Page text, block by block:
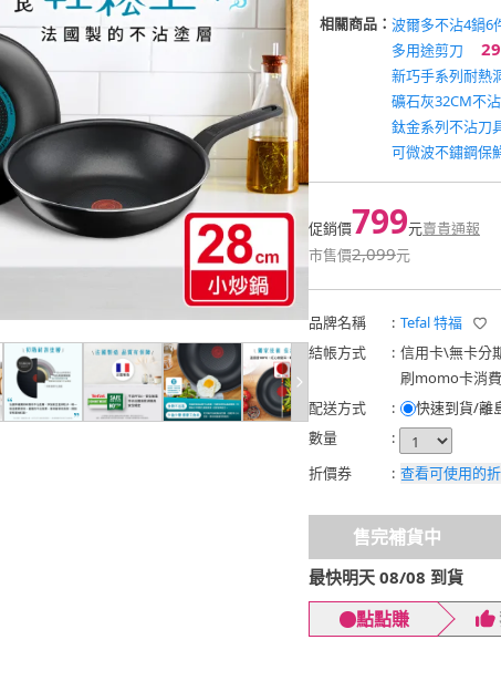
相關商品： 波爾多不沾4鍋6
多用途剪刀
新巧手系列耐熱
礦石灰32CM不
鈦金系列不沾刀
可微波不鏽鋼保
促銷價799元賣貴通報
市售價2,099元
品牌名稱 : Tefal 特福
結帳方式
: 信用卡\無卡分
刷momo卡消
配送方式
:
快速到貨/離
數量
:
折價券
: 查看可使用的
售完補貨中
最快明天 08/08 到貨
點點賺